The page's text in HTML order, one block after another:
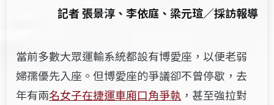
記者 張景淳、李依庭、梁元瑄／採訪報導
當前多數大眾運輸系統都設有博愛座，以便老弱
婦孺優先入座。但博愛座的爭議卻不曾停歇，去
年有兩名女子在捷運車廂口角爭執 ，甚至強拉對